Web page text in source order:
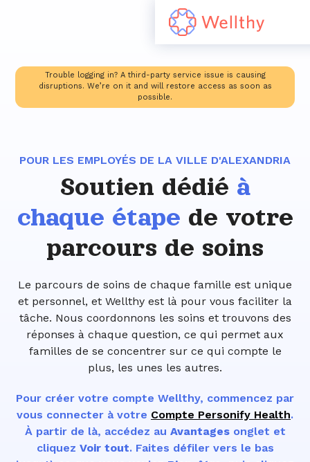
Trouble logging in? A third-party service issue is causing
disruptions. We’re on it and will restore access as soon as
possible.
POUR LES EMPLOYÉS DE LA VILLE D'ALEXANDRIA
Soutien dédié à
chaque étape de votre
parcours de soins
Le parcours de soins de chaque famille est unique
et personnel, et Wellthy est là pour vous faciliter la
tâche. Nous coordonnons les soins et trouvons des
réponses à chaque question, ce qui permet aux
familles de se concentrer sur ce qui compte le
plus, les unes les autres.
Pour créer votre compte Wellthy, commencez par
vous connecter à votre Compte Personify Health.
À partir de là, accédez au Avantagesonglet et
cliquez Voir tout. Faites défiler vers le bas